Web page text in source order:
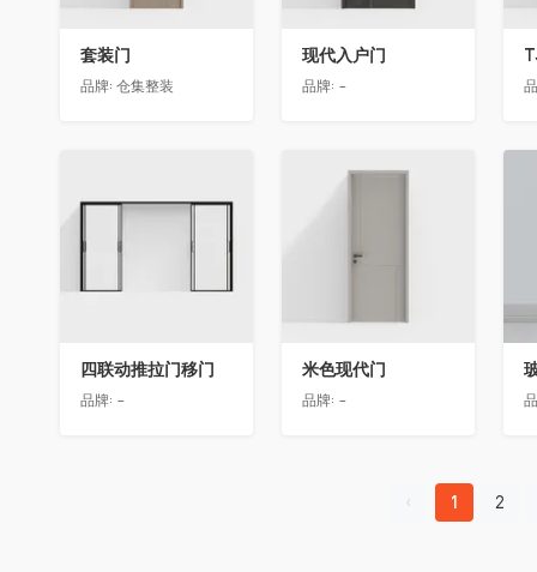
套装门
品牌: 仓集整装
现代入户门
品牌: -
四联动推拉门移门
品牌: -
收藏
米色现代门
品牌: -
1 2